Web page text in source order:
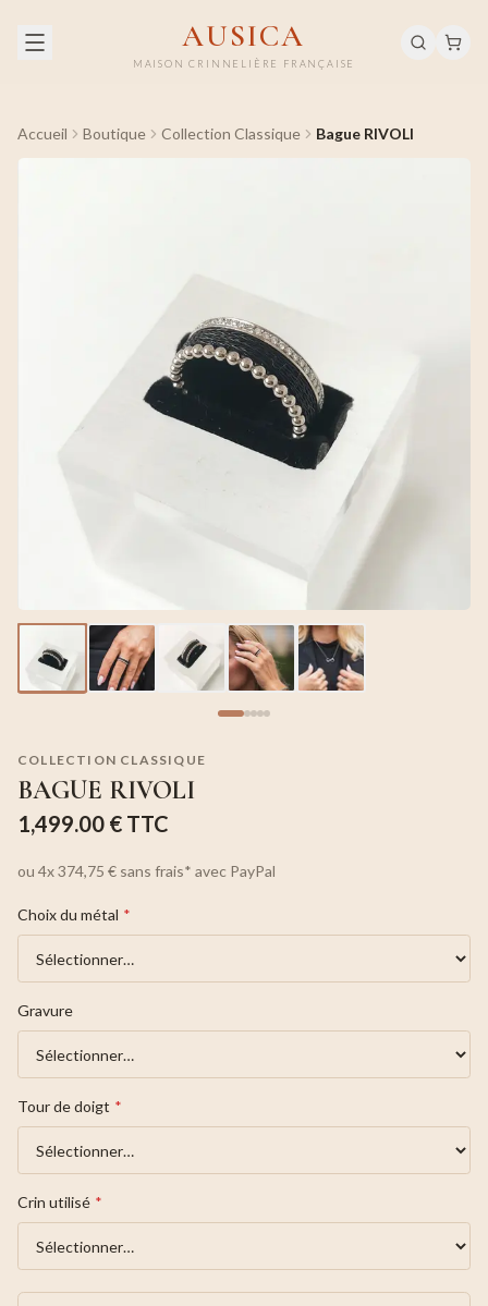
AUSICA
MAISON CRINNELIÈRE FRANÇAISE
Accueil Boutique Collection Classique Bague RIVOLI
COLLECTION CLASSIQUE
BAGUE RIVOLI
1,499.00 € TTC
ou 4x374,75 € sans frais* avec PayPal
Choix du métal *
Gravure
Tour de doigt *
Crin utilisé *